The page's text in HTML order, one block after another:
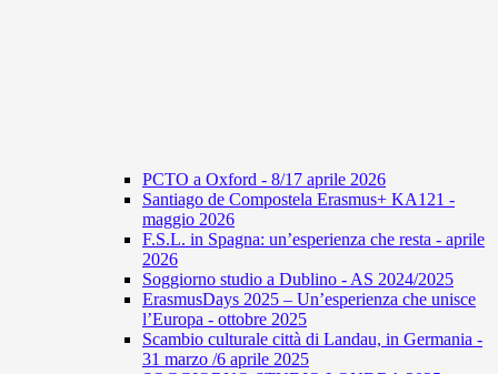
PCTO a Oxford - 8/17 aprile 2026
Santiago de Compostela Erasmus+ KA121 -
maggio 2026
F.S.L. in Spagna: un’esperienza che resta - aprile
2026
Soggiorno studio a Dublino - AS 2024/2025
ErasmusDays 2025 – Un’esperienza che unisce
l’Europa - ottobre 2025
Scambio culturale città di Landau, in Germania -
31 marzo /6 aprile 2025